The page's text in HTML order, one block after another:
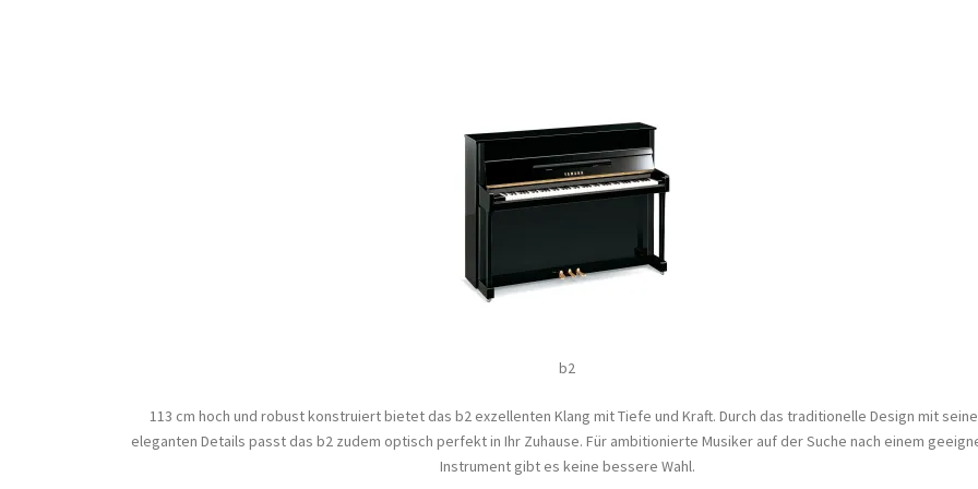
b2
113 cm hoch und robust konstruiert bietet das b2 exzellenten Klang mit Tiefe und Kraft. Durch das traditionelle Design mit
eleganten Details passt das b2 zudem optisch perfekt in Ihr Zuhause. Für ambitionierte Musiker auf der Suche nach einem
Instrument gibt es keine bessere Wahl.